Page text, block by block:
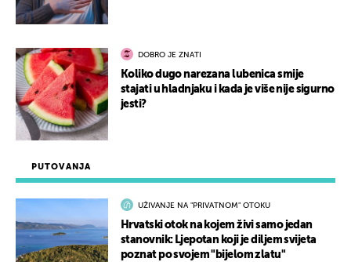
PUTOVANJA
UŽIVANJE NA "PRIVATNOM" OTOKU
Hrvatski otok na kojem živi samo jedan
stanovnik: Ljepotan koji je diljem svijeta
poznat po svojem "bijelom zlatu"
DOBRO JE ZNATI
Koliko dugo narezana lubenica smije
stajati u hladnjaku i kada je više nije sigurno
jesti?